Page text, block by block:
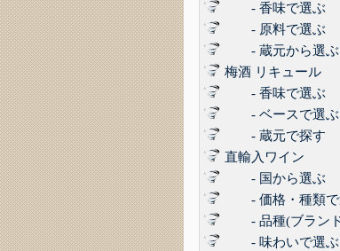
- 香味で選ぶ
- 原料で選ぶ
- 蔵元から選ぶ
梅酒 リキュール
- 香味で選ぶ
- ベースで選ぶ
- 蔵元で探す
直輸入ワイン
- 国から選ぶ
- 味わいで選ぶ